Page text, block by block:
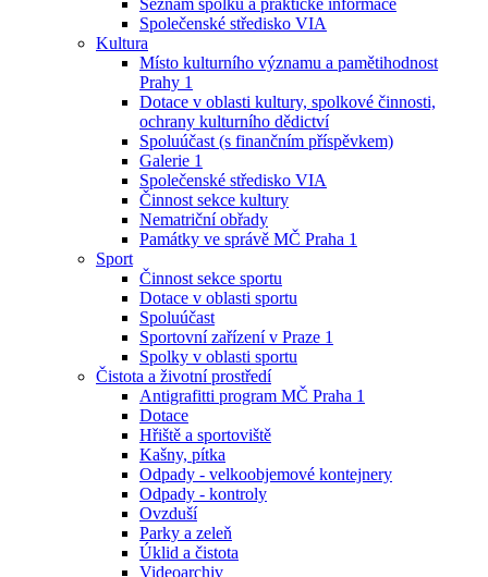
Společenské středisko VIA
Kultura
Místo kulturního významu a pamětihodnost
Prahy 1
Dotace v oblasti kultury, spolkové činnosti,
ochrany kulturního dědictví
Spoluúčast (s finančním příspěvkem)
Galerie 1
Společenské středisko VIA
Činnost sekce kultury
Nematriční obřady
Památky ve správě MČ Praha 1
Sport
Činnost sekce sportu
Dotace v oblasti sportu
Spoluúčast
Sportovní zařízení v Praze 1
Spolky v oblasti sportu
Čistota a životní prostředí
Antigrafitti program MČ Praha 1
Dotace
Hřiště a sportoviště
Kašny, pítka
Odpady - velkoobjemové kontejnery
Odpady - kontroly
Ovzduší
Parky a zeleň
Úklid a čistota
Videoarchiv